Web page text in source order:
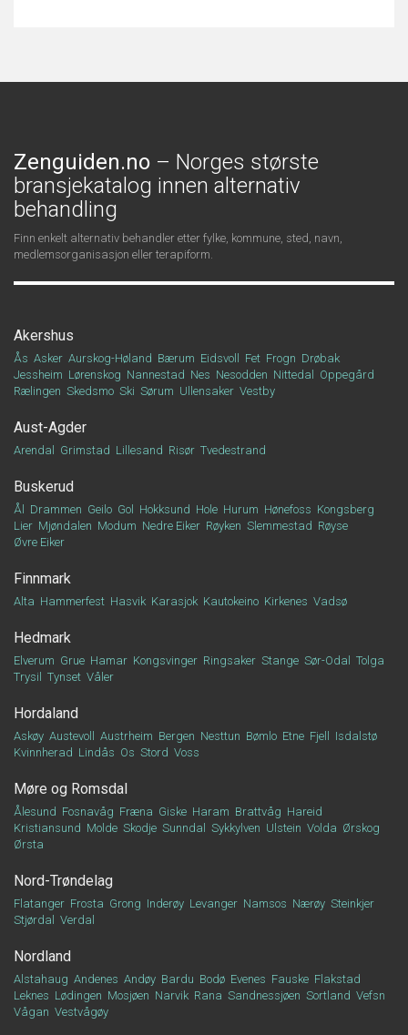
Zenguiden.no – Norges største
bransjekatalog innen alternativ
behandling
Finn enkelt alternativ behandler etter fylke, kommune, sted, navn,
medlemsorganisasjon eller terapiform.
Akershus
Ås Asker Aurskog-Høland Bærum Eidsvoll Fet Frogn Drøbak
Jessheim Lørenskog Nannestad Nes Nesodden Nittedal
Oppegård
Rælingen Skedsmo Ski Sørum Ullensaker Vestby
Aust-Agder
Arendal Grimstad Lillesand Risør Tvedestrand
Buskerud
Ål Drammen Geilo Gol Hokksund Hole Hurum Hønefoss Kongsberg
Lier Mjøndalen Modum Nedre Eiker Røyken Slemmestad Røyse
Øvre Eiker
Finnmark
Alta Hammerfest Hasvik Karasjok Kautokeino Kirkenes Vadsø
Hedmark
Elverum Grue Hamar Kongsvinger Ringsaker Stange Sør-Odal
Tolga
Trysil
Tynset Våler
Hordaland
Askøy Austevoll Austrheim Bergen Nesttun Bømlo Etne Fjell
Isdalstø
Kvinnherad Lindås Os Stord Voss
Møre og Romsdal
Ålesund Fosnavåg Fræna Giske Haram Brattvåg Hareid
Kristiansund Molde Skodje Sunndal Sykkylven Ulstein Volda Ørskog
Ørsta
Nord-Trøndelag
Flatanger Frosta Grong Inderøy Levanger Namsos Nærøy Steinkjer
Stjørdal
Verdal
Nordland
Alstahaug Andenes Andøy Bardu Bodø Evenes Fauske Flakstad
Leknes Lødingen Mosjøen Narvik Rana Sandnessjøen Sortland Vefsn
Vågan Vestvågøy